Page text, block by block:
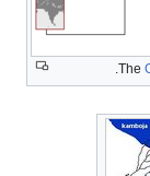
The